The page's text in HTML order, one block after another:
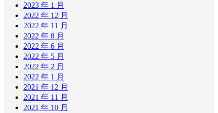
2023 年 1 月
2022 年 12 月
2022 年 11 月
2022 年 8 月
2022 年 6 月
2022 年 5 月
2022 年 2 月
2022 年 1 月
2021 年 12 月
2021 年 11 月
2021 年 10 月